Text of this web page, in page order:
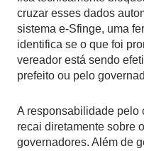
cruzar esses dados
sistema e-Sfinge, uma
identifica se o que foi
vereador está sendo
prefeito ou pelo
A responsabilidade pelo
recai diretamente sobre
governadores. Além de